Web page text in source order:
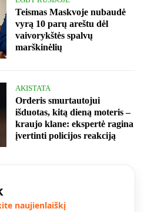
Teismas Maskvoje nubaudė
vyrą 10 parų areštu dėl
vaivorykštės spalvų
marškinėlių
AKISTATA
Orderis smurtautojui
išduotas, kitą dieną moteris –
kraujo klane: ekspertė ragina
įvertinti policijos reakciją
naujienlaiškį